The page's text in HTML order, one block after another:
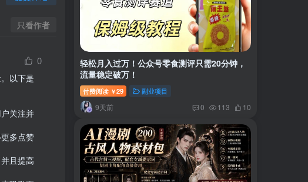
只看作者
0
以下是
关注并
多点赞
且提高
轻松月入过万！公众号零食测评只需20分钟，
流量稳定破万！
付费阅读 ￥29 副业项目
9天前 0 113 10